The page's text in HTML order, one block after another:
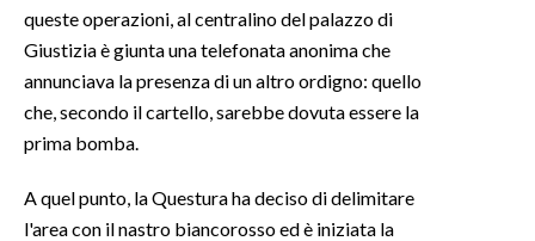
queste operazioni, al centralino del palazzo di
Giustizia è giunta una telefonata anonima che
annunciava la presenza di un altro ordigno: quello
che, secondo il cartello, sarebbe dovuta essere la
prima bomba.
A quel punto, la Questura ha deciso di delimitare
l'area con il nastro biancorosso ed è iniziata la